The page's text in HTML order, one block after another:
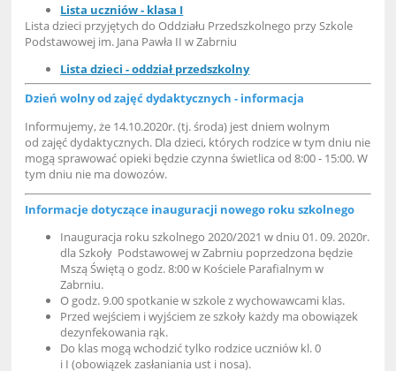
Lista uczniów - klasa I
Lista dzieci przyjętych do Oddziału Przedszkolnego przy Szkole
Podstawowej im. Jana Pawła II w Zabrniu
Lista dzieci - oddział przedszkolny
Dzień wolny od zajęć dydaktycznych - informacja
Informujemy, że 14.10.2020r. (tj. środa) jest dniem wolnym
od zajęć dydaktycznych. Dla dzieci, których rodzice w tym dniu nie
mogą sprawować opieki będzie czynna świetlica od 8:00 - 15:00. W
tym dniu nie ma dowozów.
Informacje dotyczące inauguracji nowego roku szkolnego
Inauguracja roku szkolnego 2020/2021 w dniu 01. 09. 2020r.
dla Szkoły Podstawowej w Zabrniu poprzedzona będzie
Mszą Świętą o godz. 8:00 w Kościele Parafialnym w
Zabrniu.
O godz. 9.00 spotkanie w szkole z wychowawcami klas.
Przed wejściem i wyjściem ze szkoły każdy ma obowiązek
dezynfekowania rąk.
Do klas mogą wchodzić tylko rodzice uczniów kl. 0
i I (obowiązek zasłaniania ust i nosa).